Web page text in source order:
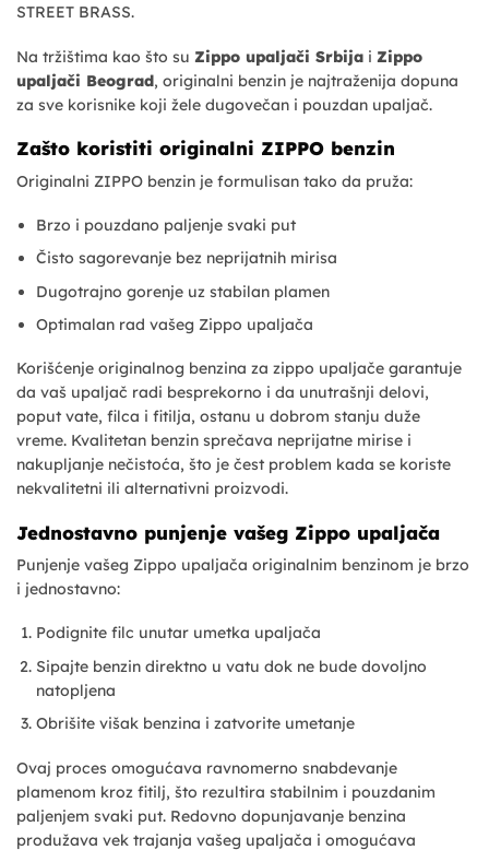
STREET BRASS.
Na tržištima kao što su Zippo upaljači Srbija i Zippo
upaljači Beograd, originalni benzin je najtraženija dopuna
za sve korisnike koji žele dugovečan i pouzdan upaljač.
Zašto koristiti originalni ZIPPO benzin
Originalni ZIPPO benzin je formulisan tako da pruža:
Brzo i pouzdano paljenje svaki put
Čisto sagorevanje bez neprijatnih mirisa
Dugotrajno gorenje uz stabilan plamen
Optimalan rad vašeg Zippo upaljača
Korišćenje originalnog benzina za zippo upaljače garantuje
da vaš upaljač radi besprekorno i da unutrašnji delovi,
poput vate, filca i fitilja, ostanu u dobrom stanju duže
vreme. Kvalitetan benzin sprečava neprijatne mirise i
nakupljanje nečistoća, što je čest problem kada se koriste
nekvalitetni ili alternativni proizvodi.
Jednostavno punjenje vašeg Zippo upaljača
Punjenje vašeg Zippo upaljača originalnim benzinom je brzo
i jednostavno:
Podignite filc unutar umetka upaljača
Sipajte benzin direktno u vatu dok ne bude dovoljno
natopljena
Obrišite višak benzina i zatvorite umetanje
Ovaj proces omogućava ravnomerno snabdevanje
plamenom kroz fitilj, što rezultira stabilnim i pouzdanim
paljenjem svaki put. Redovno dopunjavanje benzina
produžava vek trajanja vašeg upaljača i omogućava